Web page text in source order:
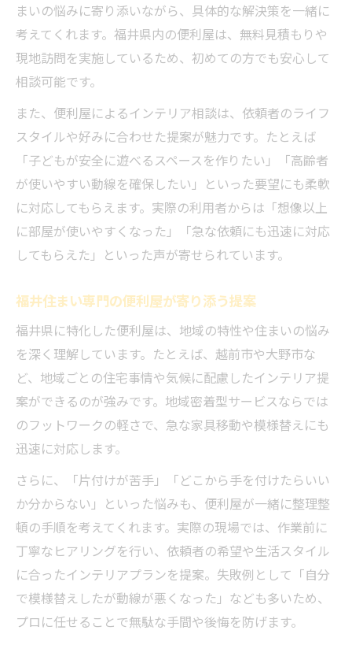
まいの悩みに寄り添いながら、具体的な解決策を一緒に
考えてくれます。福井県内の便利屋は、無料見積もりや
現地訪問を実施しているため、初めての方でも安心して
相談可能です。
また、便利屋によるインテリア相談は、依頼者のライフ
スタイルや好みに合わせた提案が魅力です。たとえば
「子どもが安全に遊べるスペースを作りたい」「高齢者
が使いやすい動線を確保したい」といった要望にも柔軟
に対応してもらえます。実際の利用者からは「想像以上
に部屋が使いやすくなった」「急な依頼にも迅速に対応
してもらえた」といった声が寄せられています。
福井住まい専門の便利屋が寄り添う提案
福井県に特化した便利屋は、地域の特性や住まいの悩み
を深く理解しています。たとえば、越前市や大野市な
ど、地域ごとの住宅事情や気候に配慮したインテリア提
案ができるのが強みです。地域密着型サービスならでは
のフットワークの軽さで、急な家具移動や模様替えにも
迅速に対応します。
さらに、「片付けが苦手」「どこから手を付けたらいい
か分からない」といった悩みも、便利屋が一緒に整理整
頓の手順を考えてくれます。実際の現場では、作業前に
丁寧なヒアリングを行い、依頼者の希望や生活スタイル
に合ったインテリアプランを提案。失敗例として「自分
で模様替えしたが動線が悪くなった」なども多いため、
プロに任せることで無駄な手間や後悔を防げます。